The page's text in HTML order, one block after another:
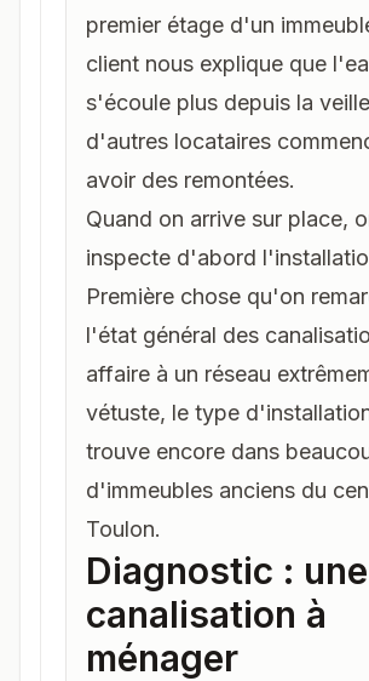
premier étage d'un
client nous explique que
s'écoule plus depuis la
d'autres locataires
avoir des remontées.
Quand on arrive sur place,
inspecte d'abord
Première chose qu'on
l'état général des
affaire à un réseau
vétuste, le type
trouve encore dans
d'immeubles anciens du
Toulon.
Diagnostic : une
canalisation à
ménager